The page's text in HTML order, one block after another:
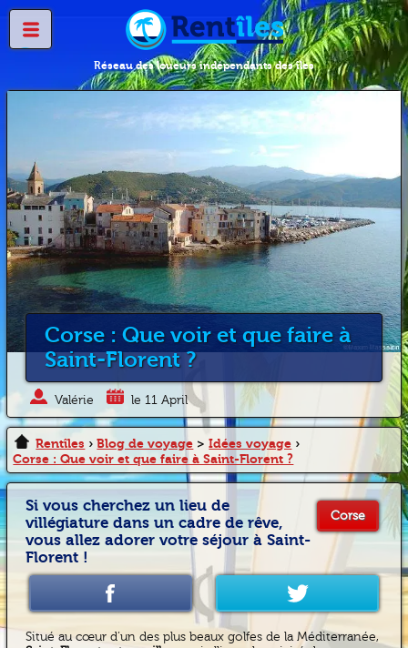
Réseau des loueurs indépendants des îles
Corse : Que voir et que faire à
Saint-Florent ?
Valérie le 11 April
Rentîles › Blog de voyage > Idées voyage ›
Corse : Que voir et que faire à Saint-Florent ?
Corse
Si vous cherchez un lieu de
villégiature dans un cadre de rêve,
vous allez adorer votre séjour à Saint-
Florent !
Situé au cœur d’un des plus beaux golfes de la Méditerranée,